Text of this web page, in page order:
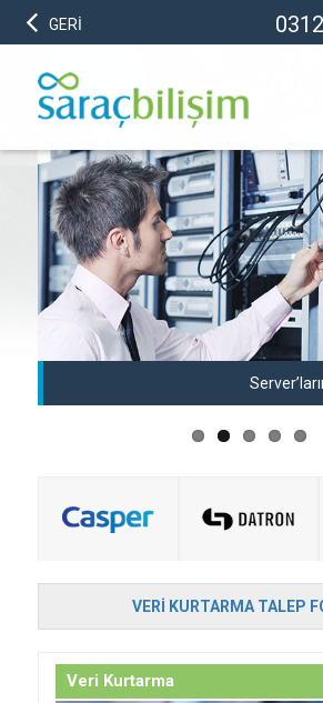
GERİ
VERI KURTARMA TALEP
Veri Kurtarma